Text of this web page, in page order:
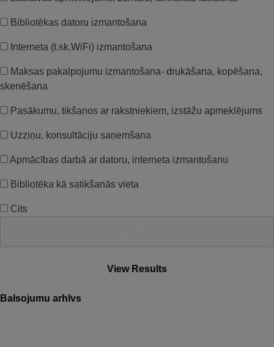
Bibliotēkas datoru izmantošana
Interneta (t.sk.WiFi) izmantošana
Maksas pakalpojumu izmantošana- drukāšana, kopēšana,
skenēšana
Pasākumu, tikšanos ar rakstniekiem, izstāžu apmeklējums
Uzziņu, konsultāciju saņemšana
Apmācības darbā ar datoru, interneta izmantošanu
Bibliotēka kā satikšanās vieta
Cits
View Results
Balsojumu arhīvs